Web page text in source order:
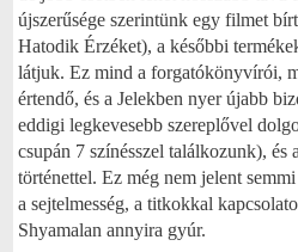
újszerűsége szerintünk egy filmet
Hatodik Érzéket), a későbbi
látjuk. Ez mind a forgatókönyvírói,
értendő, és a Jelekben nyer újabb
eddigi legkevesebb szereplővel
csupán 7 színésszel találkozunk), és
történettel. Ez még nem jelent
a sejtelmesség, a titkokkal
Shyamalan annyira gyúr.